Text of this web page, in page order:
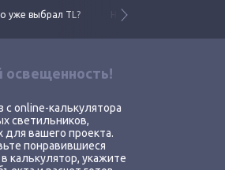
уже выбрал TL? Новинки 2025 года
освещенность!
с online-калькулятора
светильников,
вашего проекта.
понравившиеся
калькулятор, укажите